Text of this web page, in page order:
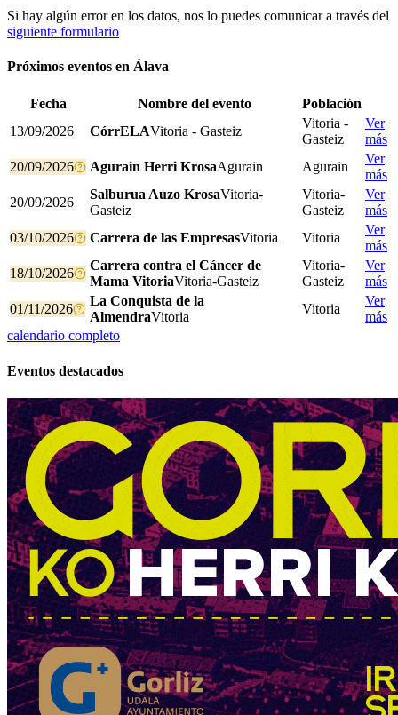
Si hay algún error en los datos, nos lo puedes comunicar a través del
siguiente formulario
Próximos eventos en Álava
Fecha Nombre del evento
Población
13/09/2026
CórrELAVitoria - Gasteiz
Vitoria -
Gasteiz
Ver
más
20/09/2026
Agurain Herri KrosaAgurain Agurain
Ver
más
20/09/2026
Salburua Auzo KrosaVitoria-
Gasteiz
Vitoria-
Gasteiz
Ver
más
03/10/2026
Carrera de las EmpresasVitoria Vitoria
Ver
más
18/10/2026
Carrera contra el Cáncer de
Mama VitoriaVitoria-Gasteiz
Vitoria-
Gasteiz
Ver
más
01/11/2026
La Conquista de la
AlmendraVitoria
Vitoria
Ver
más
calendario completo
Eventos destacados